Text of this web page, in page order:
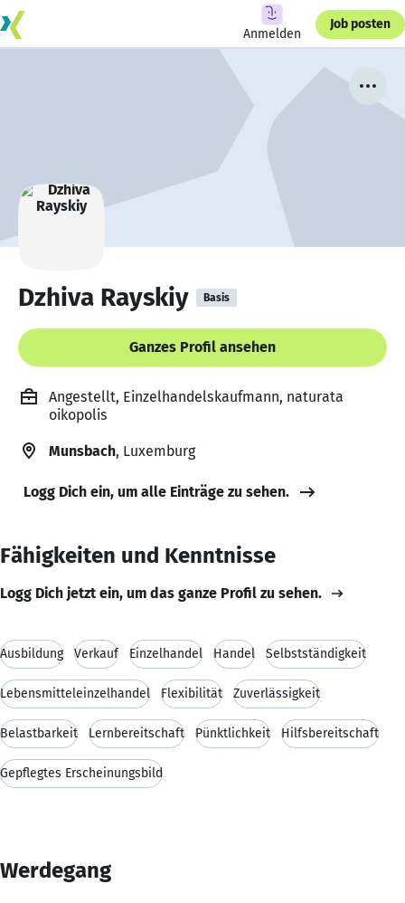
Anmelden
Job posten
Dzhiva Rayskiy Basis
Ganzes Profil ansehen
Angestellt, Einzelhandelskaufmann, naturata
oikopolis
Munsbach, Luxemburg
Logg Dich ein, um alle Einträge zu sehen.
Fähigkeiten und Kenntnisse
Logg Dich jetzt ein, um das ganze Profil zu sehen.
Ausbildung Verkauf Einzelhandel Handel Selbstständigkeit
Lebensmitteleinzelhandel Flexibilität Zuverlässigkeit
Belastbarkeit Lernbereitschaft Pünktlichkeit Hilfsbereitschaft
Gepflegtes Erscheinungsbild
Werdegang